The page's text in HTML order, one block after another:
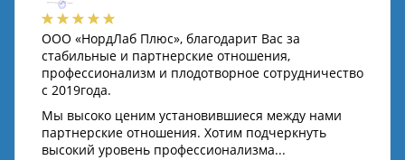
ООО «НордЛаб Плюс», благодарит Вас за
стабильные и партнерские отношения,
профессионализм и плодотворное сотрудничество
с 2019года.
Мы высоко ценим установившиеся между нами
партнерские отношения. Хотим подчеркнуть
высокий уровень профессионализма...